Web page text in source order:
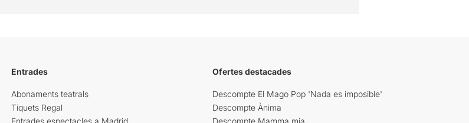
Entrades
Abonaments teatrals
Tiquets Regal
Entrades espectacles a Madrid
Ofertes destacades
Descompte El Mago Pop 'Nada es imposible'
Descompte Ànima
Descompte Mamma mia